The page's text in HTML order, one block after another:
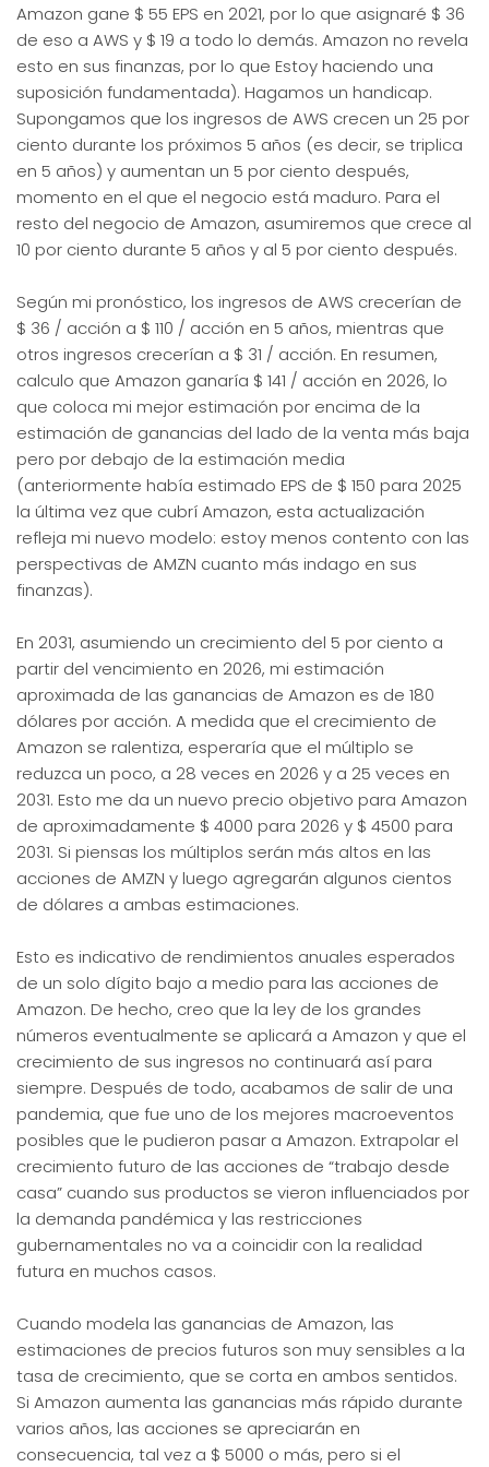
Amazon gane $ 55 EPS en 2021, por lo que asignaré $ 36
de eso a AWS y $ 19 a todo lo demás. Amazon no revela
esto en sus finanzas, por lo que Estoy haciendo una
suposición fundamentada). Hagamos un handicap.
Supongamos que los ingresos de AWS crecen un 25 por
ciento durante los próximos 5 años (es decir, se triplica
en 5 años) y aumentan un 5 por ciento después,
momento en el que el negocio está maduro. Para el
resto del negocio de Amazon, asumiremos que crece al
10 por ciento durante 5 años y al 5 por ciento después.
Según mi pronóstico, los ingresos de AWS crecerían de
$ 36 / acción a $ 110 / acción en 5 años, mientras que
otros ingresos crecerían a $ 31 / acción. En resumen,
calculo que Amazon ganaría $ 141 / acción en 2026, lo
que coloca mi mejor estimación por encima de la
estimación de ganancias del lado de la venta más baja
pero por debajo de la estimación media
(anteriormente había estimado EPS de $ 150 para 2025
la última vez que cubrí Amazon, esta actualización
refleja mi nuevo modelo: estoy menos contento con las
perspectivas de AMZN cuanto más indago en sus
finanzas).
En 2031, asumiendo un crecimiento del 5 por ciento a
partir del vencimiento en 2026, mi estimación
aproximada de las ganancias de Amazon es de 180
dólares por acción. A medida que el crecimiento de
Amazon se ralentiza, esperaría que el múltiplo se
reduzca un poco, a 28 veces en 2026 y a 25 veces en
2031. Esto me da un nuevo precio objetivo para Amazon
de aproximadamente $ 4000 para 2026 y $ 4500 para
2031. Si piensas los múltiplos serán más altos en las
acciones de AMZN y luego agregarán algunos cientos
de dólares a ambas estimaciones.
Esto es indicativo de rendimientos anuales esperados
de un solo dígito bajo a medio para las acciones de
Amazon. De hecho, creo que la ley de los grandes
números eventualmente se aplicará a Amazon y que el
crecimiento de sus ingresos no continuará así para
siempre. Después de todo, acabamos de salir de una
pandemia, que fue uno de los mejores macroeventos
posibles que le pudieron pasar a Amazon. Extrapolar el
crecimiento futuro de las acciones de “trabajo desde
casa” cuando sus productos se vieron influenciados por
la demanda pandémica y las restricciones
gubernamentales no va a coincidir con la realidad
futura en muchos casos.
Cuando modela las ganancias de Amazon, las
estimaciones de precios futuros son muy sensibles a la
tasa de crecimiento, que se corta en ambos sentidos.
Si Amazon aumenta las ganancias más rápido durante
varios años, las acciones se apreciarán en
consecuencia, tal vez a $ 5000 o más, pero si el